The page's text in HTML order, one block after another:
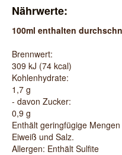
Nährwerte:
100ml enthalten
Brennwert:
309 kJ (74 kcal)
Kohlenhydrate:
1,7 g
- davon Zucker:
0,9 g
Enthält geringfügige
Eiweiß und Salz.
Allergen: Enthält Sulfite